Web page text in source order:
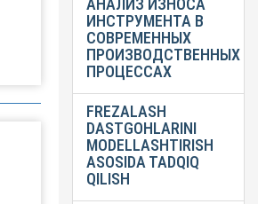
АНАЛИЗ ИЗНОСА
ИНСТРУМЕНТА В
СОВРЕМЕННЫХ
ПРОИЗВОДСТВЕННЫХ
ПРОЦЕССАХ
FREZALASH
DASTGOHLARINI
MODELLASHTIRISH
ASOSIDA TADQIQ
QILISH